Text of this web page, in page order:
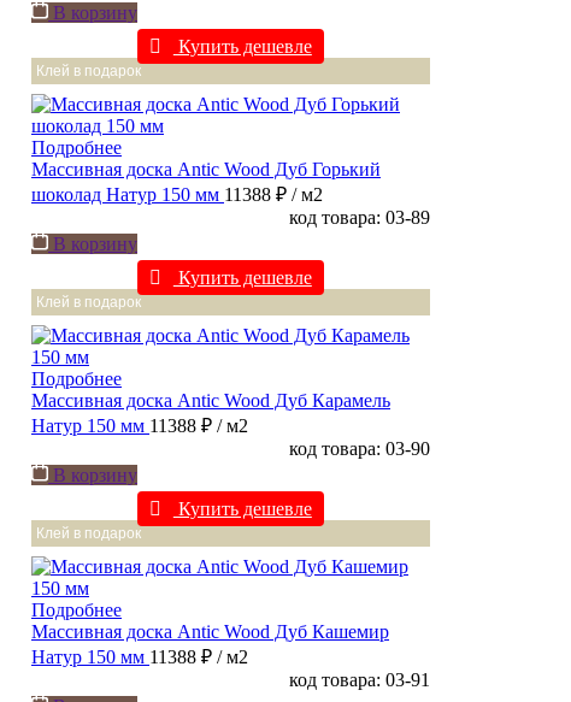
В корзину
Купить дешевле
Клей в подарок
Подробнее
Массивная доска Antic Wood Дуб Горький
шоколад Натур 150 мм 11388 ₽ / м2
код товара: 03-89
В корзину
Купить дешевле
Клей в подарок
Подробнее
Массивная доска Antic Wood Дуб Карамель
Натур 150 мм 11388 ₽ / м2
код товара: 03-90
В корзину
Купить дешевле
Клей в подарок
Подробнее
Массивная доска Antic Wood Дуб Кашемир
Натур 150 мм 11388 ₽ / м2
код товара: 03-91